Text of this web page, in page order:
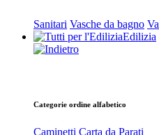
Sanitari Vasche da bagno
Edilizia
Categorie ordine alfabetico
Caminetti Carta da Parati